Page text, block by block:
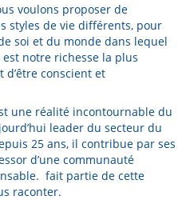
voulons proposer de
styles de vie différents, pour
soi et du monde dans lequel
est notre richesse la plus
conscient et
une réalité incontournable du
leader du secteur du
25 ans, il contribue par ses
d’une communauté
fait partie de cette
raconter.